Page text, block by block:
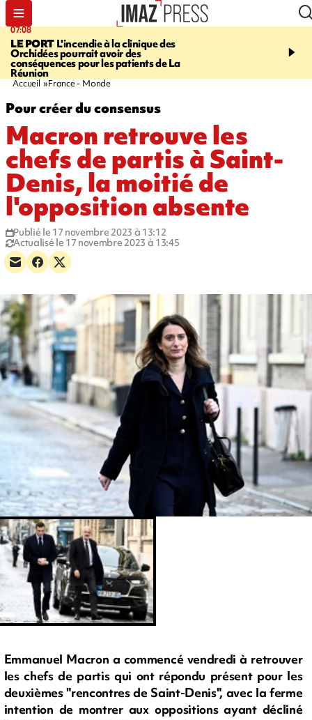
07:08
LE PORT L'incendie à la clinique des
Orchidées pourrait avoir des
conséquences pour les patients de La
Réunion
09:56
Accueil France - Monde
Pour créer du consensus
Macron retrouve les
chefs de partis à Saint-
Denis, la moitié de
l'opposition absente
Publié le 17 novembre 2023 à 13:12
Actualisé le 17 novembre 2023 à 13:45
Emmanuel Macron a commencé vendredi à retrouver
les chefs de partis qui ont répondu présent pour les
deuxièmes "rencontres de Saint-Denis", avec la ferme
intention de montrer aux oppositions ayant décliné